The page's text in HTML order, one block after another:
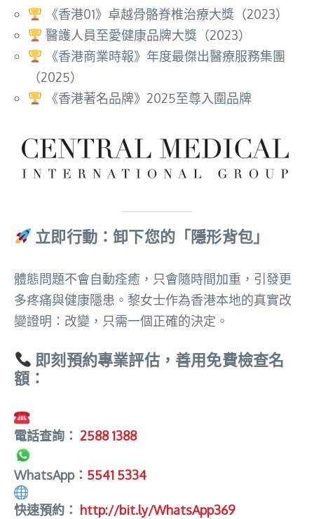
《香港01》卓越骨骼脊椎治療大獎（2023）
醫護人員至愛健康品牌大獎（2023）
《香港商業時報》年度最傑出醫療服務集團
（2025）
《香港著名品牌》2025至尊入圍品牌
立即行動：卸下您的「隱形背包」
體態問題不會自動痊癒，只會隨時間加重，引發更
多疼痛與健康隱患。黎女士作為香港本地的真實改
變證明：改變，只需一個正確的決定。
即刻預約專業評估，善用免費檢查名
額：
電話查詢： 2588 1388
WhatsApp： 5541 5334​
快速預約： http://bit.ly/WhatsApp369